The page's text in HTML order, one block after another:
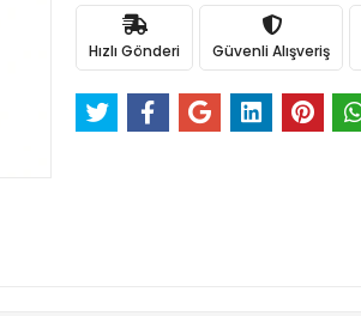
Hızlı Gönderi Güvenli Alışveriş